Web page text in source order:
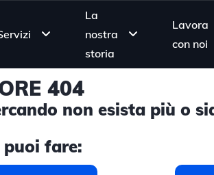
La
nostra
storia
Lavora
con noi
404
non esista più o
puoi fare: